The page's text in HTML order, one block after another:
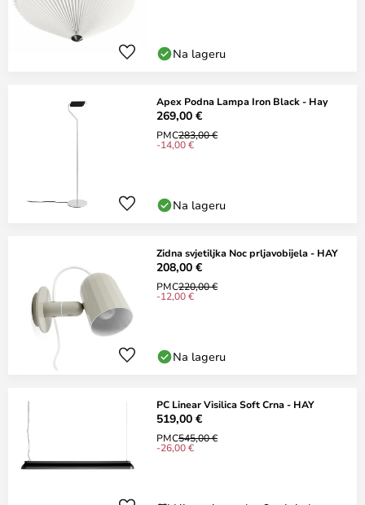
Na lageru
Apex Podna Lampa Iron Black - Hay
269,00 €
PMC283,00 €
-14,00 €
Na lageru
Zidna svjetiljka Noc prljavobijela - HAY
208,00 €
PMC220,00 €
-12,00 €
Na lageru
PC Linear Visilica Soft Crna - HAY
519,00 €
PMC545,00 €
-26,00 €